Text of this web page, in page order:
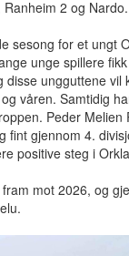
2 og Nardo.
sesong for et ungt
unge spillere
disse ungguttene vil
våren. Samtidig
Peder Melien
fint gjennom 4.
positive steg i
mot 2026, og